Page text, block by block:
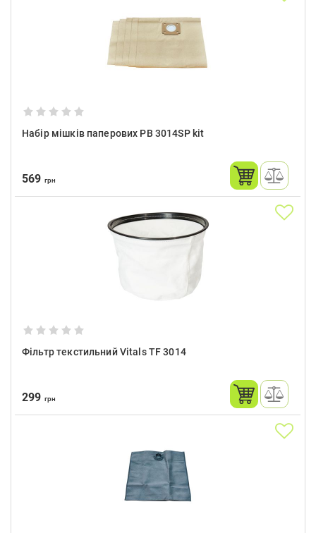
Набір мішків паперових PB 3014SP kit
569 грн
Фільтр текстильний Vitals TF 3014
299 грн